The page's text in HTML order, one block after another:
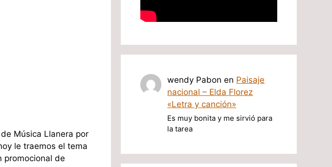
Música Llanera por
le traemos el tema
promocional de
wendy Pabon en Paisaje
nacional – Elda Florez
«Letra y canción»
Es muy bonita y me sirvió para
la tarea